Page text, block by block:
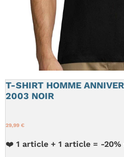
T-SHIRT HOMME
2003 NOIR
29,99 €
❤️ 1 article + 1 article = -